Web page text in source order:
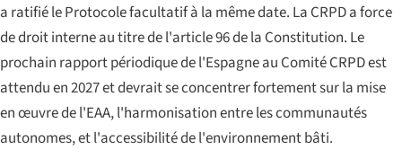
a ratifié le Protocole facultatif à la même date. La CRPD a force
de droit interne au titre de l'article 96 de la Constitution. Le
prochain rapport périodique de l'Espagne au Comité CRPD est
attendu en 2027 et devrait se concentrer fortement sur la mise
en œuvre de l'EAA, l'harmonisation entre les communautés
autonomes, et l'accessibilité de l'environnement bâti.